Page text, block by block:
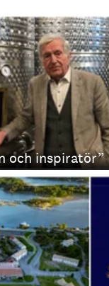
och inspiratör”